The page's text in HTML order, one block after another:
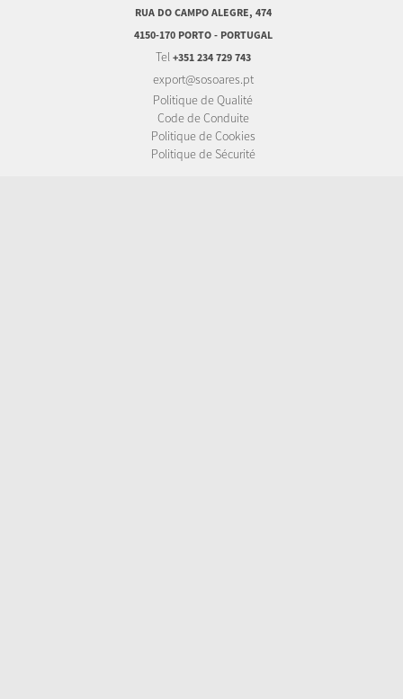
RUA DO CAMPO ALEGRE, 474
4150-170 PORTO - PORTUGAL
Tel +351 234 729 743
export@sosoares.pt
Politique de Qualité
Code de Conduite
Politique de Cookies
Politique de Sécurité